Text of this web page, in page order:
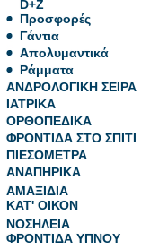
D+Z
Προσφορές
Γάντια
Απολυμαντικά
Ράμματα
ΑΝΔΡΟΛΟΓΙΚΗ ΣΕΙΡΑ
ΙΑΤΡΙΚΑ
ΟΡΘΟΠΕΔΙΚΑ
ΦΡΟΝΤΙΔΑ ΣΤΟ ΣΠΙΤΙ
ΠΙΕΣΟΜΕΤΡΑ
ΑΝΑΠΗΡΙΚΑ
ΑΜΑΞΙΔΙΑ
ΚΑΤ' ΟΙΚΟΝ
ΝΟΣΗΛΕΙΑ
ΦΡΟΝΤΙΔΑ ΥΠΝΟΥ